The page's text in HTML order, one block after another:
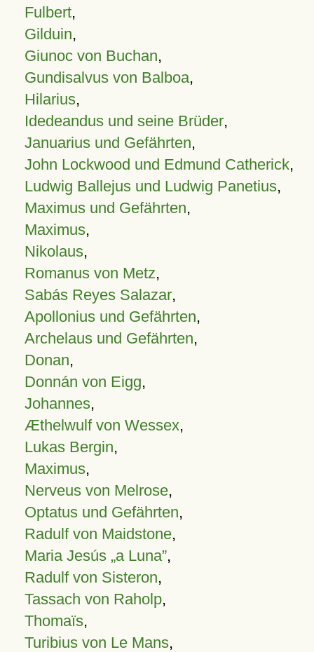
Fulbert,
Gilduin,
Giunoc von Buchan,
Gundisalvus von Balboa,
Hilarius,
Idedeandus und seine Brüder,
Januarius und Gefährten,
John Lockwood und Edmund Catherick,
Ludwig Ballejus und Ludwig Panetius,
Maximus und Gefährten,
Maximus,
Nikolaus,
Romanus von Metz,
Sabás Reyes Salazar,
Apollonius und Gefährten,
Archelaus und Gefährten,
Donan,
Donnán von Eigg,
Johannes,
Æthelwulf von Wessex,
Lukas Bergin,
Maximus,
Nerveus von Melrose,
Optatus und Gefährten,
Radulf von Maidstone,
Maria Jesús „a Luna”,
Radulf von Sisteron,
Tassach von Raholp,
Thomaïs,
Turibius von Le Mans,